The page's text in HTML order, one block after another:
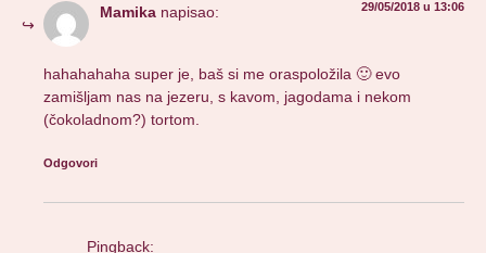
Mamika napisao: 29/05/2018 u 13:06
hahahahaha super je, baš si me oraspoložila 🙂 evo
zamišljam nas na jezeru, s kavom, jagodama i nekom
(čokoladnom?) tortom.
Odgovori
Pingback: